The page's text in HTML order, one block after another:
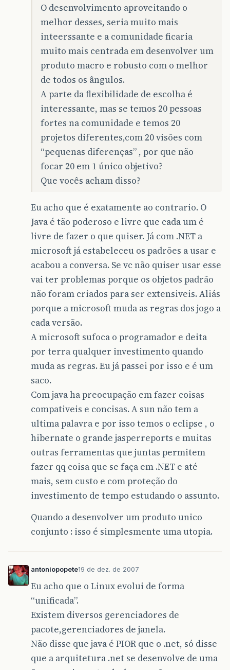
O desenvolvimento aproveitando o
melhor desses, seria muito mais
inteerssante e a comunidade ficaria
muito mais centrada em desenvolver um
produto macro e robusto com o melhor
de todos os ângulos.
A parte da flexibilidade de escolha é
interessante, mas se temos 20 pessoas
fortes na comunidade e temos 20
projetos diferentes,com 20 visões com
“pequenas diferenças” , por que não
focar 20 em 1 único objetivo?
Que vocês acham disso?
Eu acho que é exatamente ao contrario. O
Java é tão poderoso e livre que cada um é
livre de fazer o que quiser. Já com .NET a
microsoft já estabeleceu os padrões a usar e
acabou a conversa. Se vc não quiser usar esse
vai ter problemas porque os objetos padrão
não foram criados para ser extensiveis. Aliás
porque a microsoft muda as regras dos jogo a
cada versão.
A microsoft sufoca o programador e deita
por terra qualquer investimento quando
muda as regras. Eu já passei por isso e é um
saco.
Com java ha preocupação em fazer coisas
compativeis e concisas. A sun não tem a
ultima palavra e por isso temos o eclipse , o
hibernate o grande jasperreports e muitas
outras ferramentas que juntas permitem
fazer qq coisa que se faça em .NET e até
mais, sem custo e com proteção do
investimento de tempo estudando o assunto.
Quando a desenvolver um produto unico
conjunto : isso é simplesmente uma utopia.
antoniopopete19 de dez. de 2007
Eu acho que o Linux evolui de forma
“unificada”.
Existem diversos gerenciadores de
pacote,gerenciadores de janela.
Não disse que java é PIOR que o .net, só disse
que a arquitetura .net se desenvolve de uma